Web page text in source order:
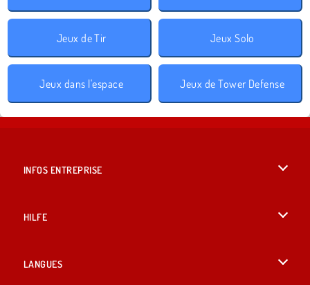
Jeux de Tir Jeux Solo
Jeux dans l'espace Jeux de Tower Defense
INFOS ENTREPRISE
HILFE
LANGUES